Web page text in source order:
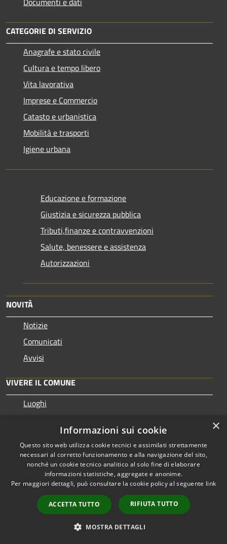
CATEGORIE DI SERVIZIO
Anagrafe e stato civile
Cultura e tempo libero
Vita lavorativa
Imprese e Commercio
Catasto e urbanistica
Mobilità e trasporti
Igiene urbana
Educazione e formazione
Giustizia e sicurezza pubblica
Tributi,finanze e contravvenzioni
Salute, benessere e assistenza
Autorizzazioni
NOVITÀ
Notizie
Comunicati
Avvisi
VIVERE IL COMUNE
Luoghi
CONTATTI
Comune di Ossona
Piazza Litta Modignani, 9 - 20002 - MI
Codice Fiscale: 86002350154
Partita IVA: 02937330153
×
Informazioni sui cookie
Questo sito web utilizza cookie tecnici e assimilati strettamente
necessari al corretto funzionamento e alla navigazione del sito,
nonché un cookie tecnico analitico al solo fine di elaborare
informazioni statistiche, aggregate e anonime.
Per maggiori dettagli, può consultare la cookie policy al seguente link
ACCETTA TUTTO RIFIUTA TUTTO
MOSTRA DETTAGLI